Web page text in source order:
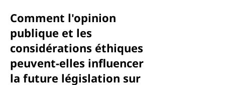
Comment l'opinion
publique et les
considérations éthiques
peuvent-elles influencer
la future législation sur